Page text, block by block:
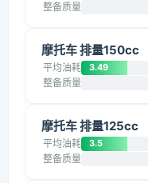
整备质量
摩托车 排量150cc
平均油耗 3.49
整备质量
摩托车 排量125cc
平均油耗 3.5
整备质量